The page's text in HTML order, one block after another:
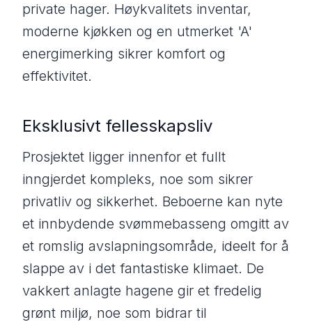
private hager. Høykvalitets inventar,
moderne kjøkken og en utmerket 'A'
energimerking sikrer komfort og
effektivitet.
Eksklusivt fellesskapsliv
Prosjektet ligger innenfor et fullt
inngjerdet kompleks, noe som sikrer
privatliv og sikkerhet. Beboerne kan nyte
et innbydende svømmebasseng omgitt av
et romslig avslapningsområde, ideelt for å
slappe av i det fantastiske klimaet. De
vakkert anlagte hagene gir et fredelig
grønt miljø, noe som bidrar til